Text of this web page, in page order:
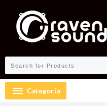
contenido
Categoría